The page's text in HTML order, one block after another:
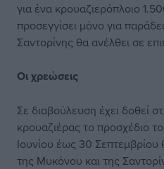
για ένα κρουαζιερόπλοιο
προσεγγίσει μόνο για
Σαντορίνης θα ανέλθει σε
Οι χρεώσεις
Σε διαβούλευση έχει δοθεί
κρουαζιέρας το προσχέδιο
Ιουνίου έως 30 Σεπτεμβρίου
της Μυκόνου και της